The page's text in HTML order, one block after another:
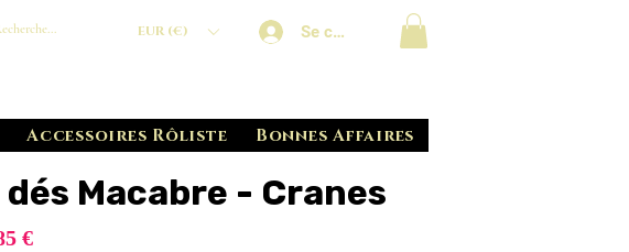
EUR (€) Se connecter
Accessoires Rôliste Bonnes Affaires
Macabre - Cranes
€Prix